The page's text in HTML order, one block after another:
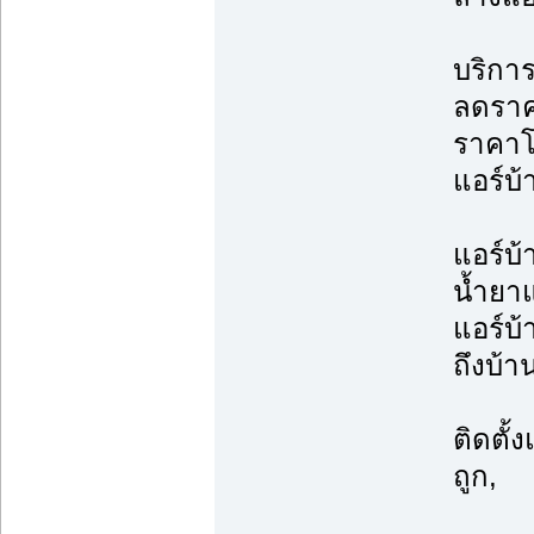
บริกา
ลดรา
ราคา
แอร์บ้
แอร์บ้
น้ำยา
แอร์บ้
ถึงบ้า
ติดตั้ง
ถูก,